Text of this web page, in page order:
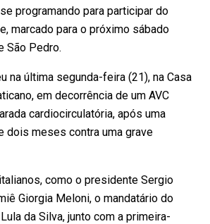
programando para participar do
marcado para o próximo sábado
São Pedro.
na última segunda-feira (21), na Casa
em decorrência de um AVC
cardiocirculatória, após uma
dois meses contra uma grave
como o presidente Sergio
Giorgia Meloni, o mandatário do
da Silva, junto com a primeira-